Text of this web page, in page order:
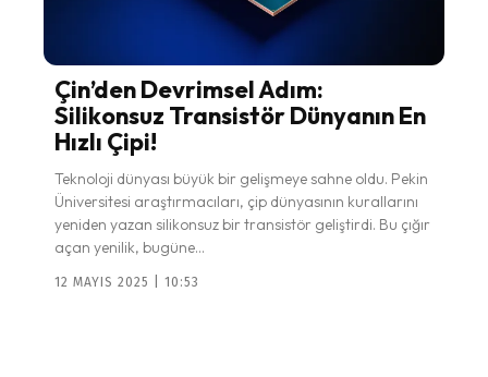
Çin’den Devrimsel Adım:
Silikonsuz Transistör Dünyanın En
Hızlı Çipi!
Teknoloji dünyası büyük bir gelişmeye sahne oldu. Pekin
Üniversitesi araştırmacıları, çip dünyasının kurallarını
yeniden yazan silikonsuz bir transistör geliştirdi. Bu çığır
açan yenilik, bugüne...
12 MAYIS 2025 | 10:53